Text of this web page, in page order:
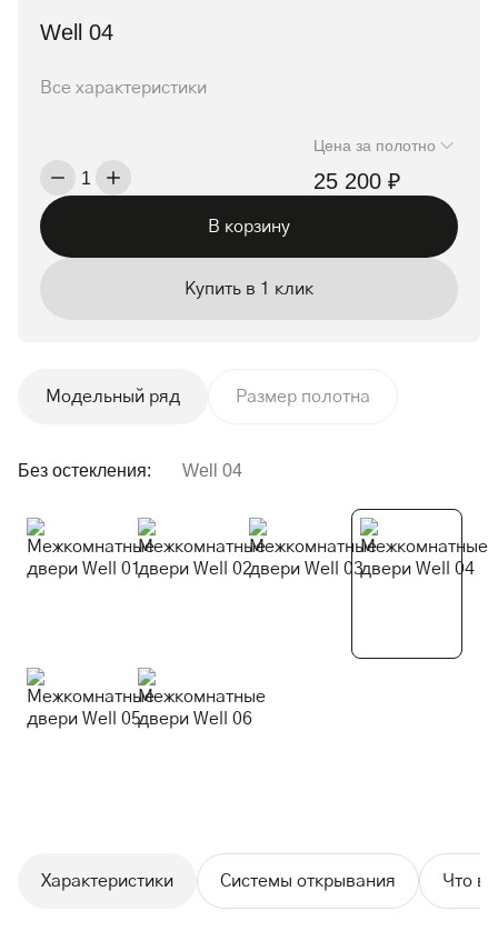
Well 04
Все характеристики
1
Цена за полотно
25 200 ₽
В корзину
Купить в 1 клик
Модельный ряд Размер полотна
Без остекления: Well 04
Характеристики Системы открывания Что